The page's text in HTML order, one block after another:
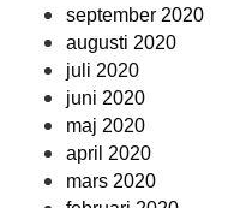
september 2020
augusti 2020
juli 2020
juni 2020
maj 2020
april 2020
mars 2020